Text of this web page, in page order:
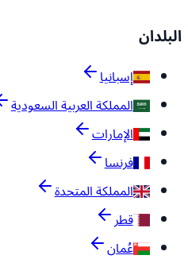
البلدان
إسبانيا
المملكة العربية السعودية
الإمارات
فرنسا
المملكة المتحدة
قطر
عُمان